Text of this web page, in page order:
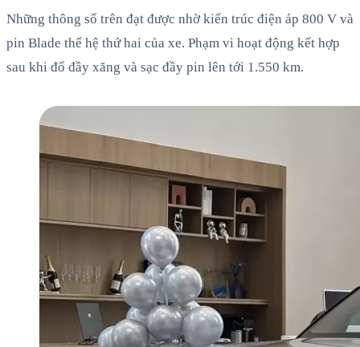
Những thông số trên đạt được nhờ kiến trúc điện áp 800 V và
pin Blade thế hệ thứ hai của xe. Phạm vi hoạt động kết hợp
sau khi đổ đầy xăng và sạc đầy pin lên tới 1.550 km.